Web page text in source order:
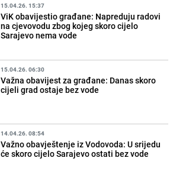
15.04.26. 15:37
ViK obavijestio građane: Napreduju radovi
na cjevovodu zbog kojeg skoro cijelo
Sarajevo nema vode
15.04.26. 06:30
Važna obavijest za građane: Danas skoro
cijeli grad ostaje bez vode
14.04.26. 08:54
Važno obavještenje iz Vodovoda: U srijedu
će skoro cijelo Sarajevo ostati bez vode